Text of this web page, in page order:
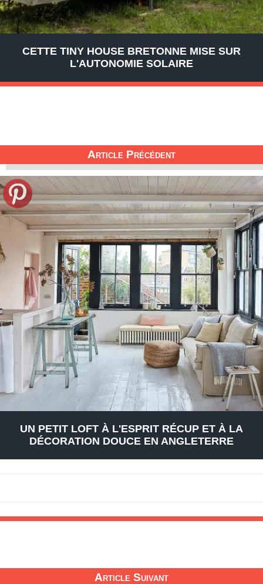
CETTE TINY HOUSE BRETONNE MISE SUR
L'AUTONOMIE SOLAIRE
Article Précédent
UN PETIT LOFT À L'ESPRIT RÉCUP ET À LA
DÉCORATION DOUCE EN ANGLETERRE
Article Suivant